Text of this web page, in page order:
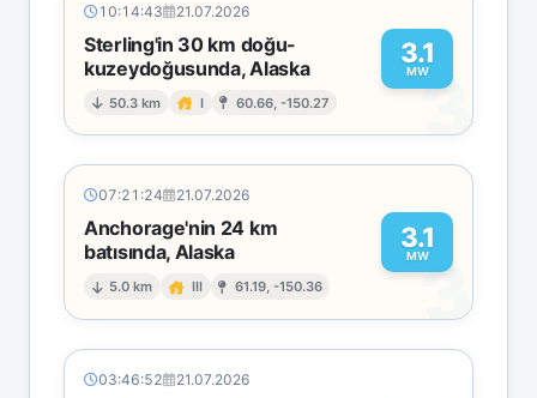
10:14:43 21.07.2026
Sterling'in 30 km doğu-
kuzeydoğusunda, Alaska
50.3 km I 60.66, -150.27
3.1
MW
3
07:21:24 21.07.2026
Anchorage'nin 24 km
batısında, Alaska
5.0 km III 61.19, -150.36
3.1
MW
3
03:46:52 21.07.2026